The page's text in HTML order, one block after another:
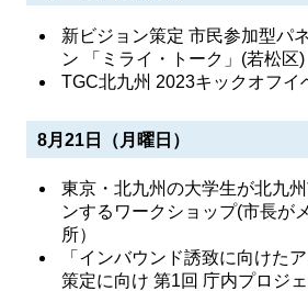
新ビジョン策定 市民参加型パ
ン 「ミライ・トーク」(若松区)
TGC北九州 2023キックオフイ
8月21日（月曜日）
東京・北九州の大学生が北九
ンするワークショップ(市長
所）
「インバウンド誘致に向けた
策定に向け 第1回 庁内プロジ